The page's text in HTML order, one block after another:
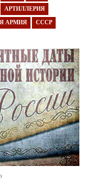
АРТИЛЛЕРИЯ
АРМИЯ СССР